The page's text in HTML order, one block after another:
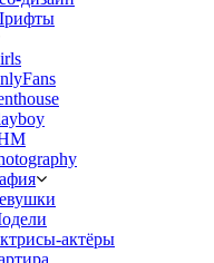
актёры